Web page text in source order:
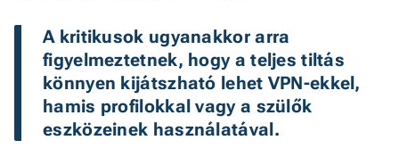
A kritikusok ugyanakkor arra
figyelmeztetnek, hogy a teljes tiltás
könnyen kijátszható lehet VPN-ekkel,
hamis profilokkal vagy a szülők
eszközeinek használatával.